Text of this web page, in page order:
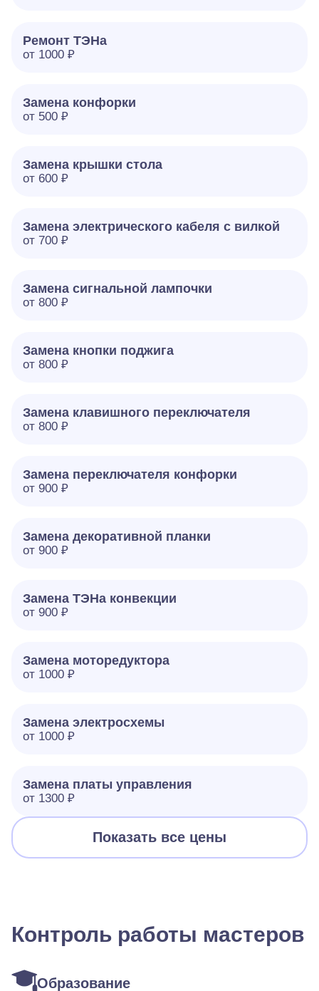
Ремонт ТЭНа
от 1000 ₽
Замена конфорки
от 500 ₽
Замена крышки стола
от 600 ₽
Замена электрического кабеля с вилкой
от 700 ₽
Замена сигнальной лампочки
от 800 ₽
Замена кнопки поджига
от 800 ₽
Замена клавишного переключателя
от 800 ₽
Замена переключателя конфорки
от 900 ₽
Замена декоративной планки
от 900 ₽
Замена ТЭНа конвекции
от 900 ₽
Замена моторедуктора
от 1000 ₽
Замена электросхемы
от 1000 ₽
Замена платы управления
от 1300 ₽
Показать все цены
Контроль работы мастеров
Образование